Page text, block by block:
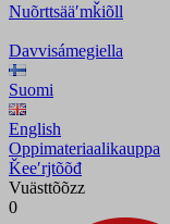
Nuõrttsääʹmǩiõll
Davvisámegiella
Suomi
English
Oppimateriaalikauppa
Ǩeeʹrjtõõđ
Vuästtõõzz
0